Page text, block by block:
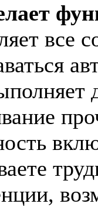
все